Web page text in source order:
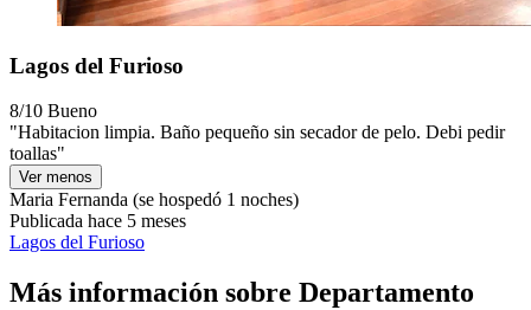
Lagos del Furioso
8/10 Bueno
"Habitacion limpia. Baño pequeño sin secador de pelo. Debi pedir
toallas"
Ver menos
Maria Fernanda (se hospedó 1 noches)
Publicada hace 5 meses
Lagos del Furioso
Más información sobre Departamento